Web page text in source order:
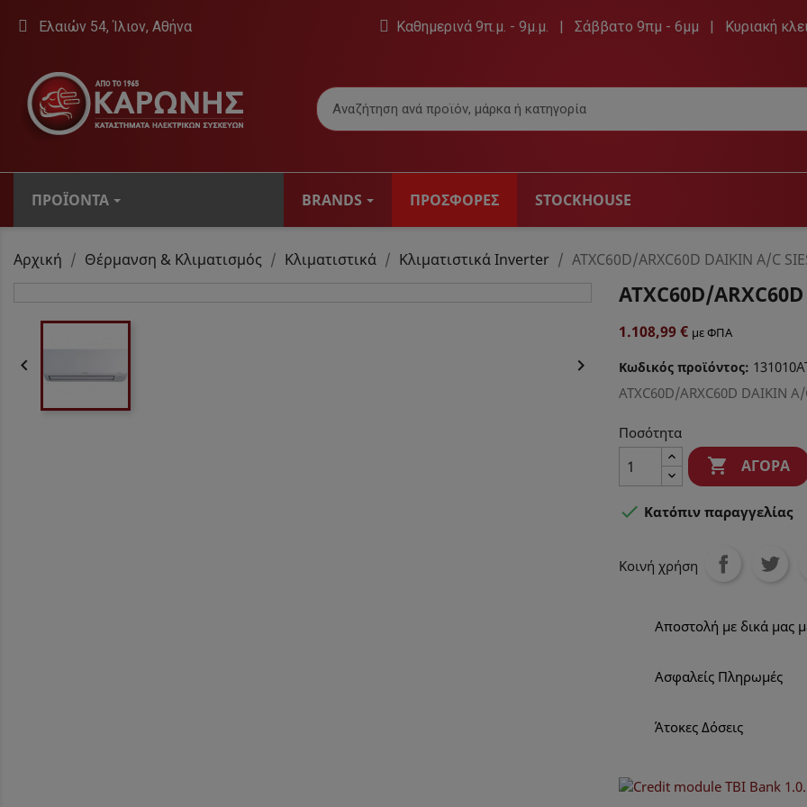
Ελαιών 54, Ίλιον, Αθήνα Καθημερινά 9π.μ. - 9μ.μ. | Σάββατο 9πμ - 6μμ | Κυριακή
ΠΡΟΪΌΝΤΑ
ΤΗΛΕΟΡΆΣΕΙΣ & ΑΞΕΣΟΥΆΡ ΉΧΟΣ
Hi-Fi & Ραδιόφωνα
Πηγές Αυτοκινήτου
Φορητά CD player
DVD
Dvd
BRANDS ΠΡΟΣΦΟΡΕΣ STOCKHOUSE
Αρχική Θέρμανση & Κλιματισμός Κλιματιστικά Κλιματιστικά Inverter ATXC60D/ARXC60D DAIKIN A/C
 
ATXC60D/
1.108,99 € με ΦΠΑ
Κωδικός προϊόντος:
ATXC60D/ARXC60D DAIKIN A/
Ποσότητα
 ΑΓΟΡΆ
 Κατόπιν παραγγελίας
Κοινή χρήση
Αποστολή με δικά μας
Ασφαλείς Πληρωμές
Άτοκες Δόσεις